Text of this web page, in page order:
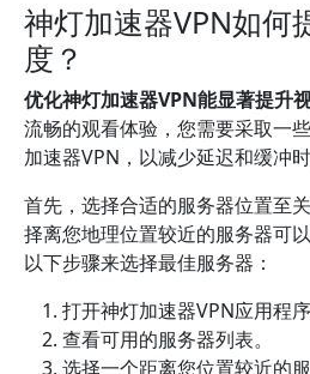
神灯加速器VPN如何
度？
优化神灯加速器VPN能显著提升
流畅的观看体验，您需要采取一
加速器VPN，以减少延迟和缓冲时
首先，选择合适的服务器位置至
择离您地理位置较近的服务器可
以下步骤来选择最佳服务器：
打开神灯加速器VPN应用程序
查看可用的服务器列表。
选择一个距离您位置较近的服